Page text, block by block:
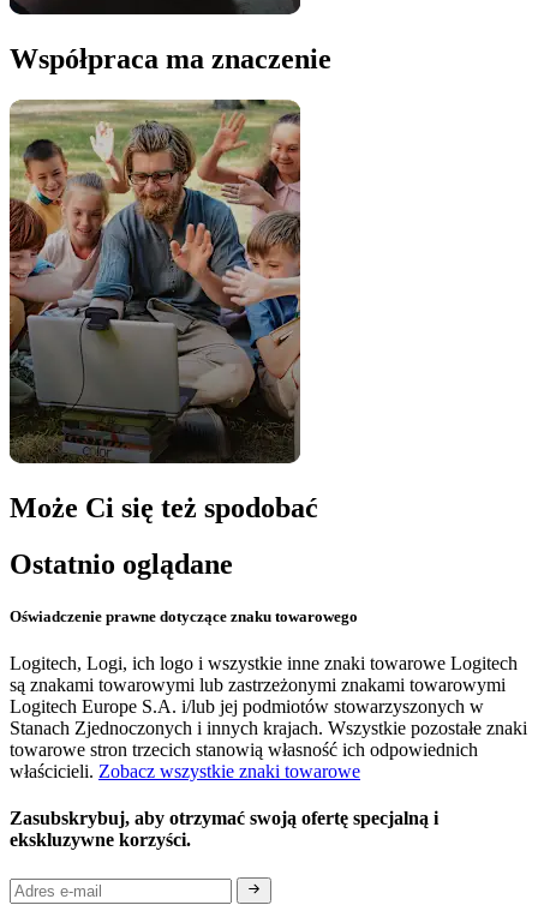
Współpraca ma znaczenie
Może Ci się też spodobać
Ostatnio oglądane
Oświadczenie prawne dotyczące znaku towarowego
Logitech, Logi, ich logo i wszystkie inne znaki towarowe Logitech
są znakami towarowymi lub zastrzeżonymi znakami towarowymi
Logitech Europe S.A. i/lub jej podmiotów stowarzyszonych w
Stanach Zjednoczonych i innych krajach. Wszystkie pozostałe znaki
towarowe stron trzecich stanowią własność ich odpowiednich
właścicieli. Zobacz wszystkie znaki towarowe
Zasubskrybuj, aby otrzymać swoją ofertę specjalną i
ekskluzywne korzyści.